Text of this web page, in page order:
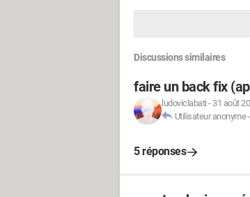
Discussions similaires
faire un back fix
ludoviclabati - 31 août
Utilisateur anonyme-
5 réponses